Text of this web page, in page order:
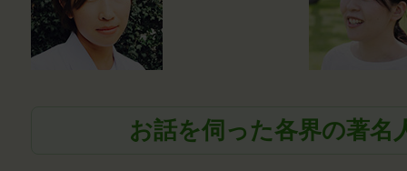
お話を伺った各界の著名